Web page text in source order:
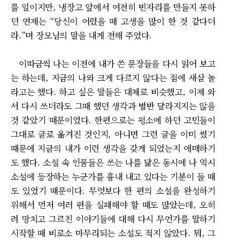
를 일이지만, 냉장고 앞에서 여전히 빈자리를 만들지 못하
던 연재는 “당신이 어렸을 때 고생을 많이 한 것 같다더
라.”며 장모님의 말을 내게 전해 주었다.
이따금씩 나는 이전에 내가 쓴 문장들을 다시 읽어 보고
는 하는데, 지금의 나와 크게 다르지 않다는 점에 새삼 놀
라고는 했다. 하고 싶은 말들은 대체로 비슷했고, 이제 와
서 다시 쓰더라도 그때 했던 생각과 별반 달라지지는 않을
것 같았기 때문이었다. 한편으로는 평소에 하던 고민들이
그대로 글로 옮겨진 것인지, 아니면 그런 글을 이미 썼기
때문에 지금의 내가 이런 생각을 갖게 되었는지 애매하기
도 했다. 소설 속 인물들은 쓰는 나를 닮은 동시에 나 역시
소설에 등장하는 누군가를 흉내 내고 있다는 기분이 들 때
도 있었기 때문이다. 무엇보다 한 편의 소설을 완성하기
위해서 먼저 여러 편을 실패해야 할 때도 많았는데, 오히
려 망치고 그르친 이야기들에 대해 다시 무언가를 말하기
시작할 때 비로소 마무리되는 소설도 적지 않았다. 뭐, 그